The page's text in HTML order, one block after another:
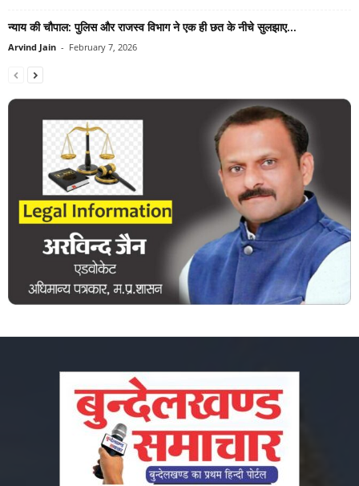
न्याय की चौपाल: पुलिस और राजस्व विभाग ने एक ही छत के नीचे सुलझाए...
Arvind Jain - February 7, 2026